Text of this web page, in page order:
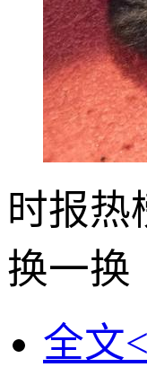
时报热
换一换
全文